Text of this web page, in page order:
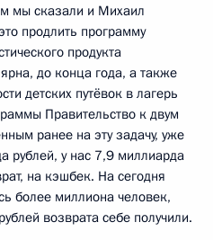
мы сказали и Михаил
продлить программу
продукта
до конца года, а также
детских путёвок в лагерь
Правительство к двум
ранее на эту задачу, уже
рублей, у нас 7,9 миллиарда
на кэшбек. На сегодня
более миллиона человек,
возврата себе получили.